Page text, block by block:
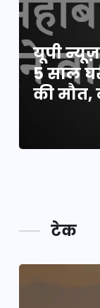
यूपी
5 साल
की मौत,
टेक